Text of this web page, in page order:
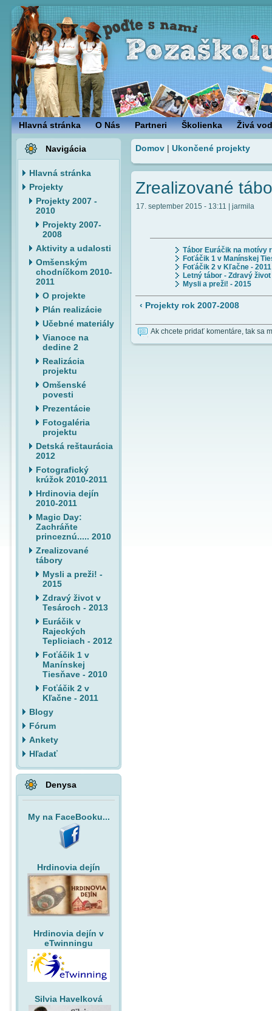
Hlavná stránka O Nás Partneri Školienka Živá
Navigácia
Hlavná stránka
Projekty
Projekty 2007 -
2010
Projekty 2007-
2008
Aktivity a udalosti
Omšenským
chodníčkom 2010-
2011
O projekte
Plán realizácie
Učebné materiály
Vianoce na
dedine 2
Realizácia
projektu
Omšenské
povesti
Prezentácie
Fotogaléria
projektu
Detská reštaurácia
2012
Fotografický
krúžok 2010-2011
Hrdinovia dejín
2010-2011
Magic Day:
Zachráňte
princeznú..... 2010
Zrealizované
tábory
Mysli a preži! -
2015
Zdravý život v
Tesároch - 2013
Euráčik v
Rajeckých
Tepliciach - 2012
Foťáčik 1 v
Manínskej
Tiesňave - 2010
Foťáčik 2 v
Kľačne - 2011
Blogy
Fórum
Ankety
Hľadať
Denysa
My na FaceBooku...
Hrdinovia dejín
Hrdinovia dejín v
eTwinningu
Silvia Havelková
Domov | Ukončené projekty
Zrealizované
17. september 2015 - 13:11 | jarmila
Tábor Euráčik na motívy
Foťáčik 1 v Manínskej
Foťáčik 2 v Kľačne - 2011
Letný tábor - Zdravý život
Mysli a preži! - 2015
‹ Projekty rok 2007-2008
Ak chcete pridať komentáre, tak sa